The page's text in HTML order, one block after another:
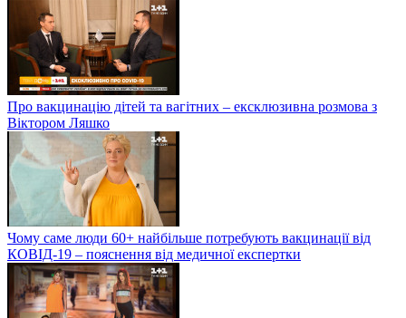
Про вакцинацію дітей та вагітних – ексклюзивна розмова з
Віктором Ляшко
Чому саме люди 60+ найбільше потребують вакцинації від
КОВІД-19 – пояснення від медичної експертки